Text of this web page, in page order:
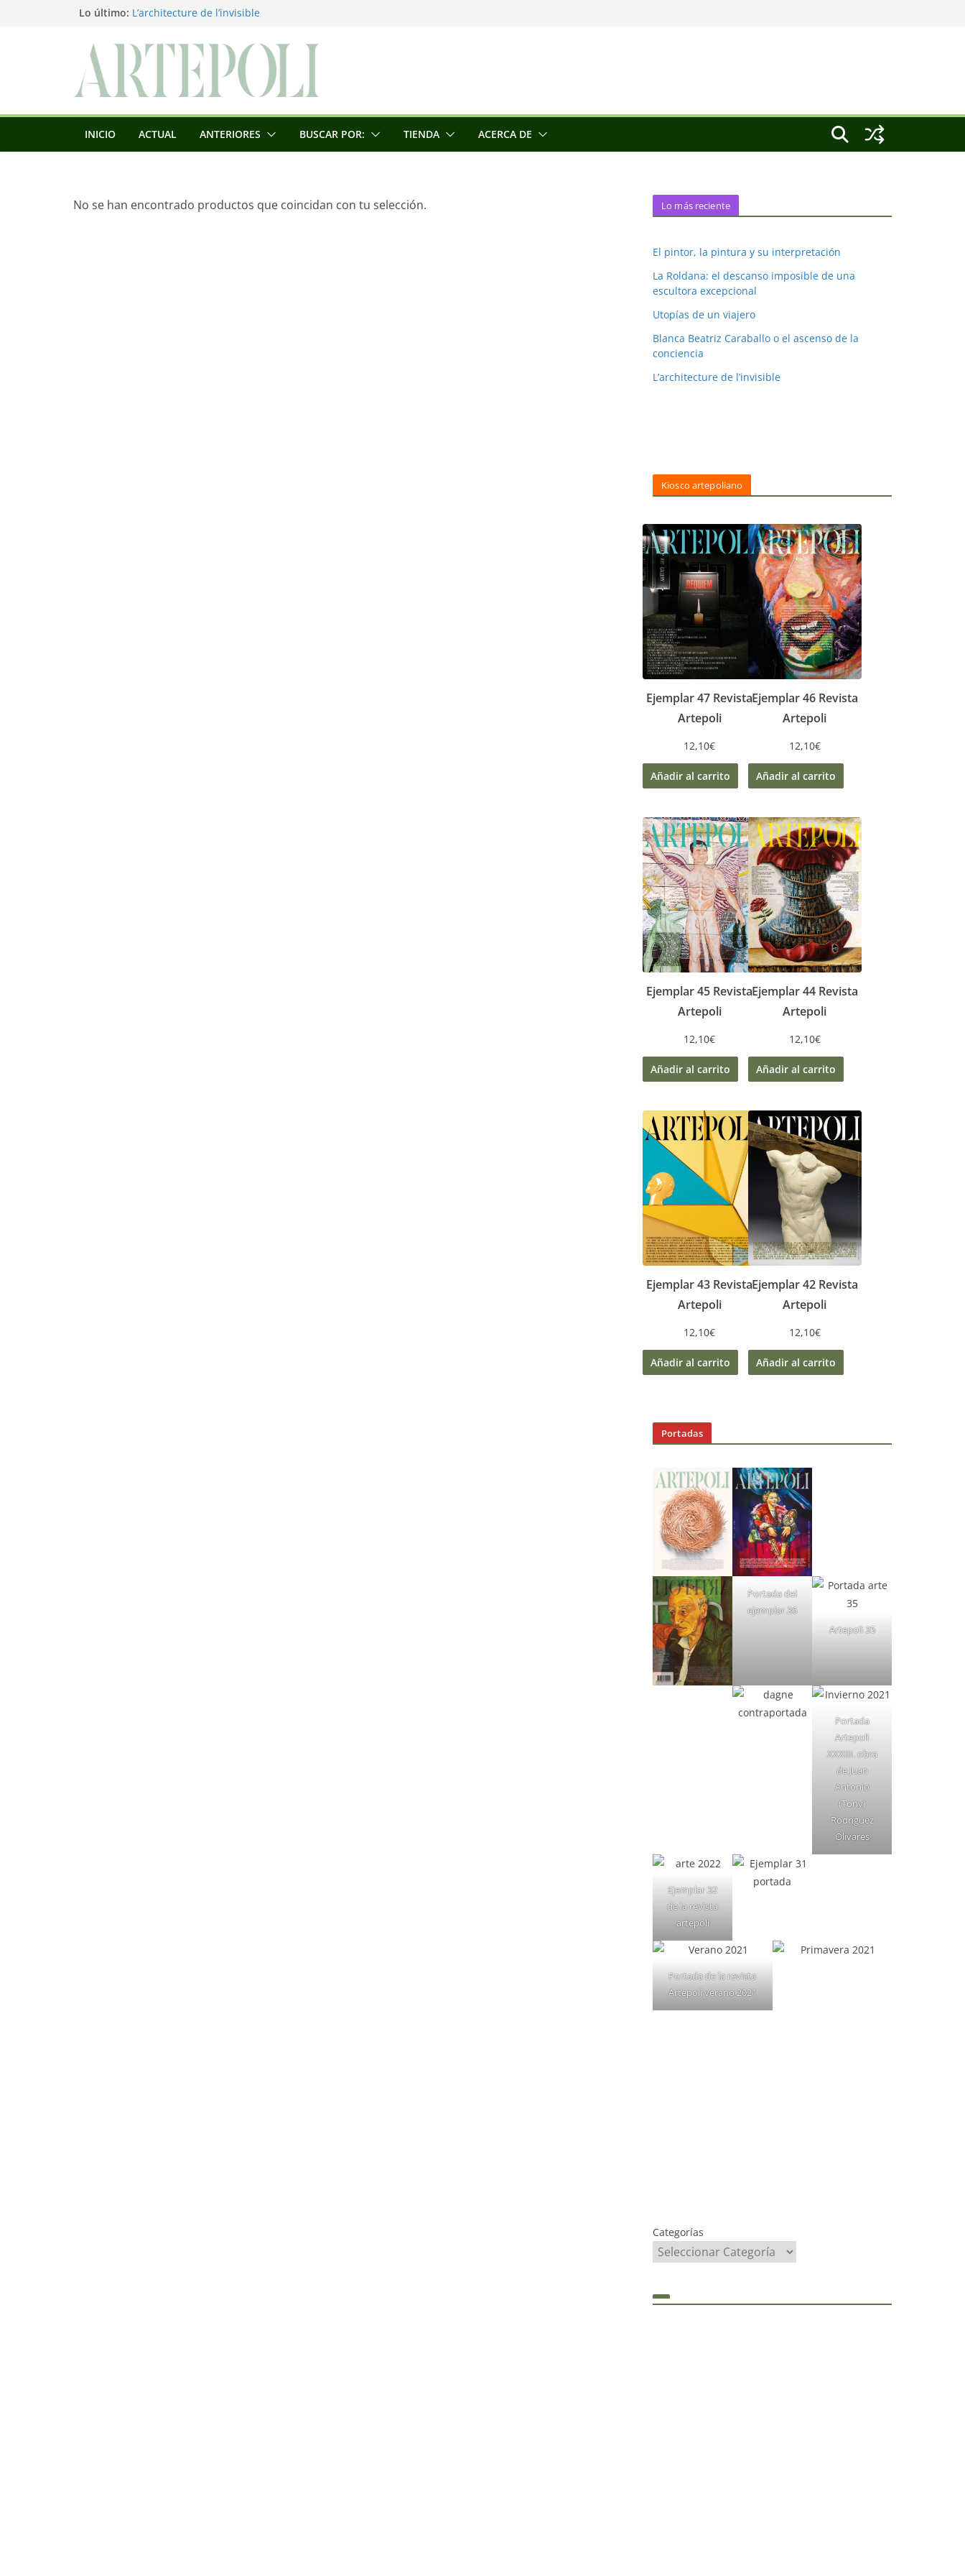
Lo último: L’architecture de l’invisible
La Roldana: el descanso imposible de una escultora
excepcional
Utopías de un viajero
Blanca Beatriz Caraballo o el ascenso de la conciencia
INICIO ACTUAL ANTERIORES BUSCAR POR: TIENDA ACERCA DE
No se han encontrado productos que coincidan con tu selección. Lo más reciente
El pintor, la pintura y su interpretación
La Roldana: el descanso imposible de una
escultora excepcional
Utopías de un viajero
Blanca Beatriz Caraballo o el ascenso de la
conciencia
L’architecture de l’invisible
Kiosco artepoliano
Ejemplar 47 Revista
Artepoli
12,10€
Añadir al carrito
Ejemplar 46 Revista
Artepoli
12,10€
Añadir al carrito
Ejemplar 45 Revista
Artepoli
12,10€
Añadir al carrito
Ejemplar 44 Revista
Artepoli
12,10€
Añadir al carrito
Ejemplar 43 Revista
Artepoli
12,10€
Añadir al carrito
Ejemplar 42 Revista
Artepoli
12,10€
Añadir al carrito
Portadas
Portada del
ejemplar 36
Artepoli 35
Portada
Artepoli
XXXIII. obra
de Juan
Antonio
(Tony)
Rodríguez
Olivares
Ejemplar 32
de la revista
artepoli
Portada de la revista
Artepoli verano 2021
Categorías